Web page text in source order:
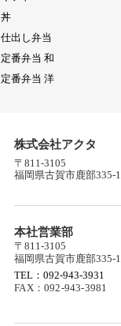
丼
仕出し弁当
定番弁当 和
定番弁当 洋
株式会社アクタ
〒811-3105
福岡県古賀市鹿部335-1
本社営業部
〒811-3105
福岡県古賀市鹿部335-1
TEL：092-943-3931
FAX：092-943-3981